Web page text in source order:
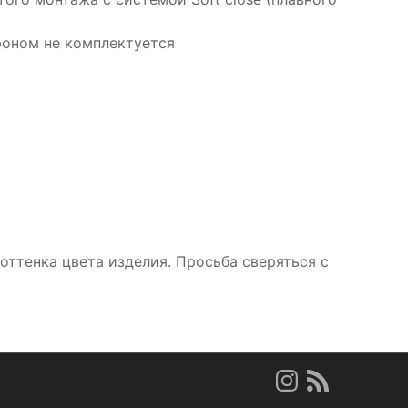
не комплектуется
цвета изделия. Просьба сверяться с